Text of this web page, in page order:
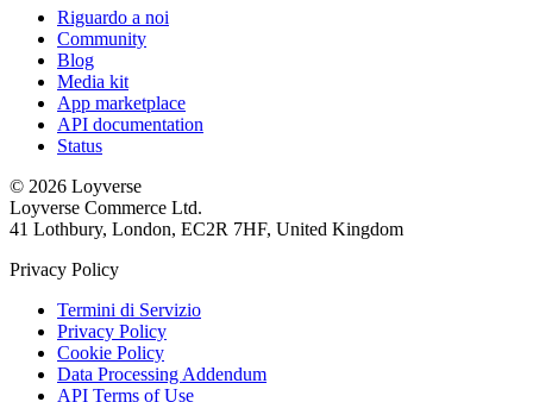
Riguardo a noi
Community
Blog
Media kit
App marketplace
API documentation
Status
© 2026 Loyverse
Loyverse Commerce Ltd.
41 Lothbury, London, EC2R 7HF, United Kingdom
Privacy Policy
Termini di Servizio
Privacy Policy
Cookie Policy
Data Processing Addendum
API Terms of Use